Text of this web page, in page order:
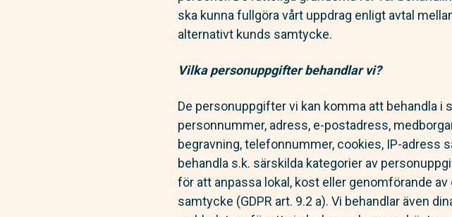
ska kunna fullgöra vårt uppdrag enligt avtal
alternativt kunds samtycke.
Vilka personuppgifter behandlar vi?
De personuppgifter vi kan komma att behandla
personnummer, adress, e-postadress,
begravning, telefonnummer, cookies, IP-adress
behandla s.k. särskilda kategorier av
för att anpassa lokal, kost eller genomförande
samtycke (GDPR art. 9.2 a). Vi behandlar även